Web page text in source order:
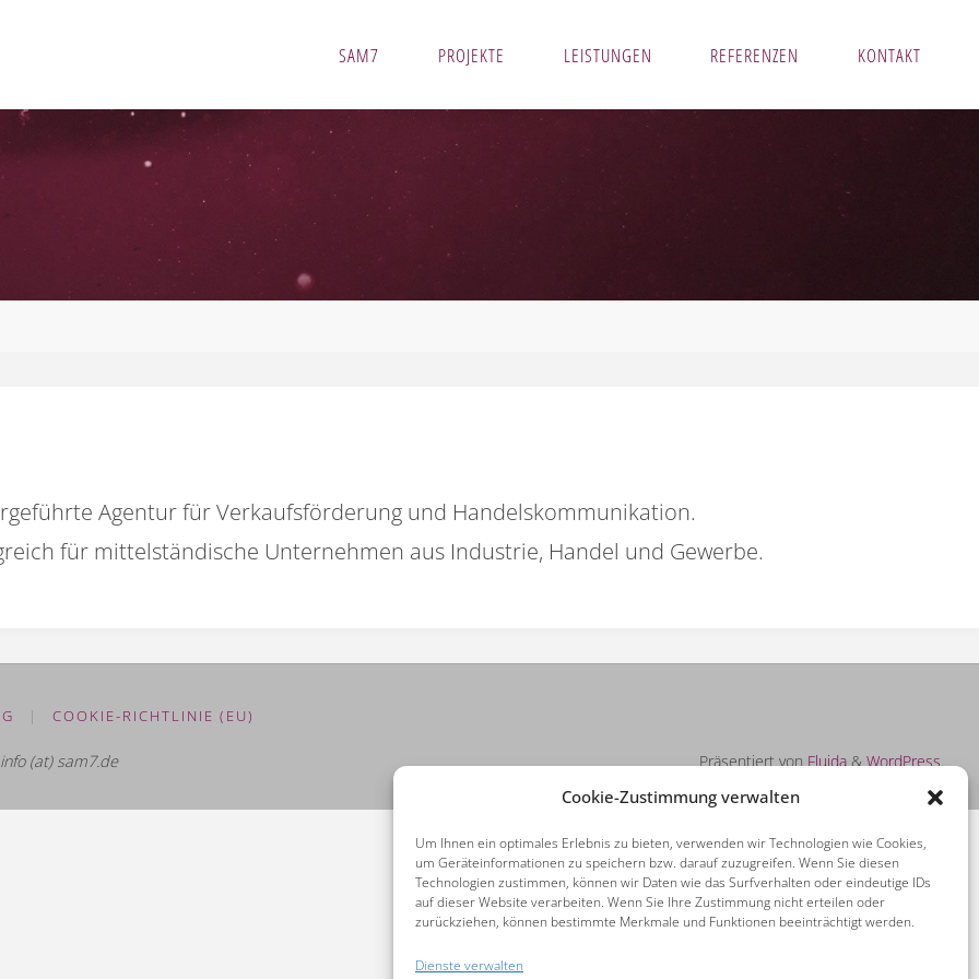
Cookie-Zustimmung verwalten
Um Ihnen ein optimales Erlebnis zu bieten, verwenden wir Technologien wie Cookies,
um Geräteinformationen zu speichern bzw. darauf zuzugreifen. Wenn Sie diesen
Technologien zustimmen, können wir Daten wie das Surfverhalten oder eindeutige IDs
auf dieser Website verarbeiten. Wenn Sie Ihre Zustimmung nicht erteilen oder
zurückziehen, können bestimmte Merkmale und Funktionen beeinträchtigt werden.
Dienste verwalten
SAM7 PROJEKTE LEISTUNGEN REFERENZEN KONTAKT
Agentur für Verkaufsförderung und Handelskommunikation.
für mittelständische Unternehmen aus Industrie, Handel und Gewerbe.
| COOKIE-RICHTLINIE (EU)
(at) sam7.de Präsentiert vonFluida&WordPress.